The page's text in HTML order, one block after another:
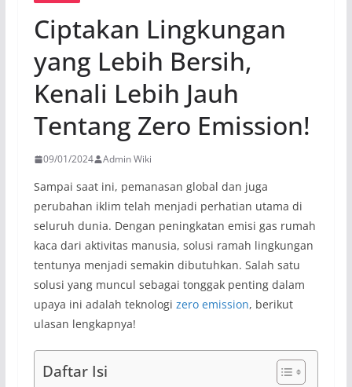
Ciptakan Lingkungan
yang Lebih Bersih,
Kenali Lebih Jauh
Tentang Zero Emission!
09/01/2024 Admin Wiki
Sampai saat ini, pemanasan global dan juga
perubahan iklim telah menjadi perhatian utama di
seluruh dunia. Dengan peningkatan emisi gas rumah
kaca dari aktivitas manusia, solusi ramah lingkungan
tentunya menjadi semakin dibutuhkan. Salah satu
solusi yang muncul sebagai tonggak penting dalam
upaya ini adalah teknologi zero emission, berikut
ulasan lengkapnya!
Daftar Isi